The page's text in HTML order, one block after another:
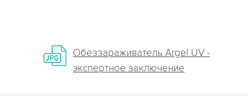
Обеззараживатель Argel UV -
экспертное заключение